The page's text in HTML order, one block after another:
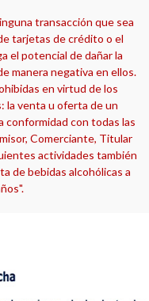
transacción que sea
tarjetas de crédito o el
el potencial de dañar la
manera negativa en ellos.
en virtud de los
la venta u oferta de un
conformidad con todas las
Comerciante, Titular
actividades también
de bebidas alcohólicas a